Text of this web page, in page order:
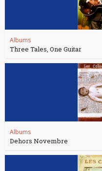
Albums
Three Tales, One Guitar
Albums
Dehors Novembre